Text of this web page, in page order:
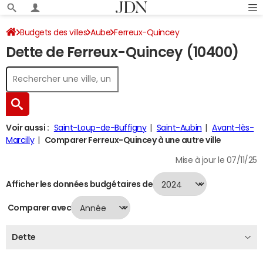
Budgets des villes Aube Ferreux-Quincey
Dette au 31/12/2024
Dette de Ferreux-Quincey (10400)
Voir aussi : Saint-Loup-de-Buffigny Saint-Aubin
Avant-lès-
Marcilly
Comparer Ferreux-Quincey à une autre ville
Mise à jour le 07/11/25
Afficher les données budgétaires de
Comparer avec
Dette